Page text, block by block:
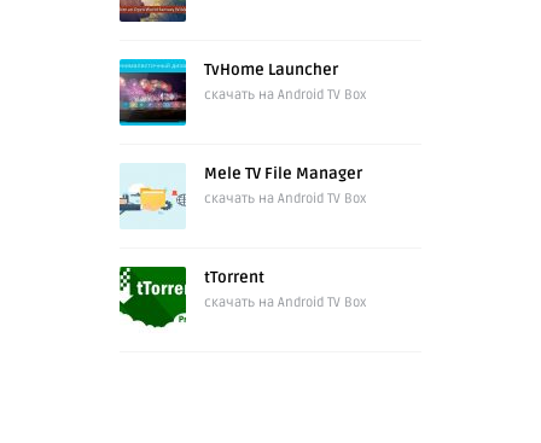
TvHome Launcher
скачать на Android TV Box
Mele TV File Manager
скачать на Android TV Box
tTorrent
скачать на Android TV Box